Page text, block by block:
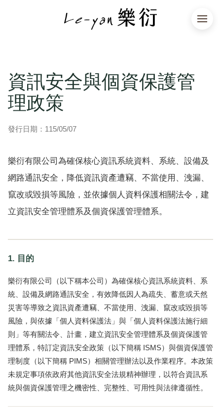
資訊安全與個資保護管
理政策
發行日期：115/05/07
樂衍有限公司為確保核心資訊系統資料、系統、設備及
網路通訊安全，降低資訊資產遭竊、不當使用、洩漏、
竄改或毀損等風險，並依據個人資料保護相關法令，建
立資訊安全管理體系及個資保護管理體系。
1. 目的
樂衍有限公司（以下稱本公司）為確保核心資訊系統資料、系
統、設備及網路通訊安全，有效降低因人為疏失、蓄意或天然
災害等導致之資訊資產遭竊、不當使用、洩漏、竄改或毀損等
風險，與依據「個人資料保護法」與「個人資料保護法施行細
則」等有關法令、計畫，建立資訊安全管理體系及個資保護管
理體系，特訂定資訊安全政策（以下簡稱 ISMS）與個資保護管
理制度（以下簡稱 PIMS）相關管理辦法以及作業程序。本政策
未規定事項依政府其他資訊安全法規精神辦理，以符合資訊系
統與個資保護管理之機密性、完整性、可用性與法律遵循性。